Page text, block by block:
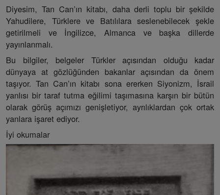
Diyesim, Tan Can’ın kitabı, daha derli toplu bir şekilde
Yahudilere, Türklere ve Batılılara seslenebilecek şekle
getirilmeli ve İngilizce, Almanca ve başka dillerde
yayınlanmalı.
Bu bilgiler, belgeler Türkler açısından olduğu kadar
dünyaya at gözlüğünden bakanlar açısından da önem
taşıyor. Tan Can’ın kitabı sona ererken Siyonizm, İsrail
yanlısı bir taraf tutma eğilimi taşımasına karşın bir bütün
olarak görüş açımızı genişletiyor, ayrılıklardan çok ortak
yanlara işaret ediyor.
İyi okumalar